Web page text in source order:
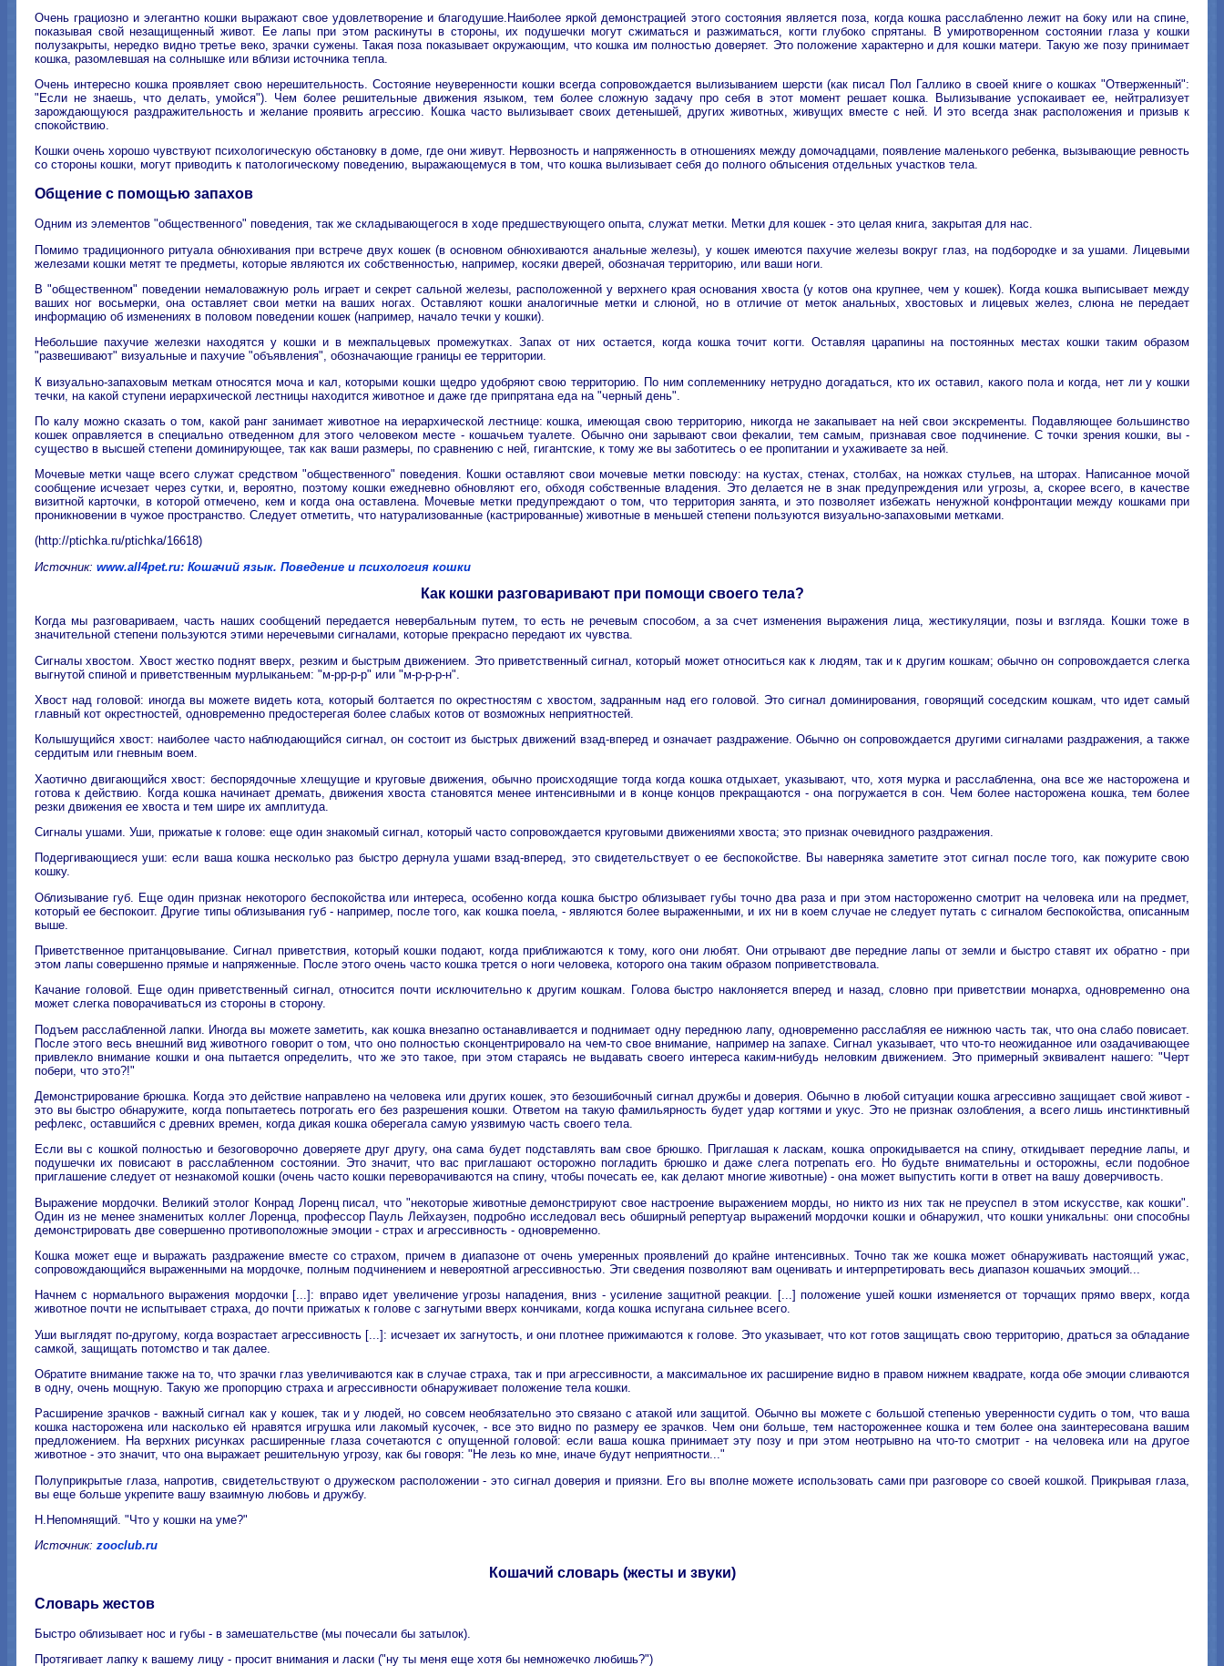
Очень грациозно и элегантно кошки выражают свое удовлетворение и благодушие.Наиболее яркой демонстрацией этого состояния является поза, когда кошка расслабленно лежит на боку или на спине,
показывая свой незащищенный живот. Ее лапы при этом раскинуты в стороны, их подушечки могут сжиматься и разжиматься, когти глубоко спрятаны. В умиротворенном состоянии глаза у кошки
полузакрыты, нередко видно третье веко, зрачки сужены. Такая поза показывает окружающим, что кошка им полностью доверяет. Это положение характерно и для кошки матери. Такую же позу принимает
кошка, разомлевшая на солнышке или вблизи источника тепла.
Очень интересно кошка проявляет свою нерешительность. Состояние неуверенности кошки всегда сопровождается вылизыванием шерсти (как писал Пол Галлико в своей книге о кошках "Отверженный":
"Если не знаешь, что делать, умойся"). Чем более решительные движения языком, тем более сложную задачу про себя в этот момент решает кошка. Вылизывание успокаивает ее, нейтрализует
зарождающуюся раздражительность и желание проявить агрессию. Кошка часто вылизывает своих детенышей, других животных, живущих вместе с ней. И это всегда знак расположения и призыв к
спокойствию.
Кошки очень хорошо чувствуют психологическую обстановку в доме, где они живут. Нервозность и напряженность в отношениях между домочадцами, появление маленького ребенка, вызывающие ревность
со стороны кошки, могут приводить к патологическому поведению, выражающемуся в том, что кошка вылизывает себя до полного облысения отдельных участков тела.
Общение с помощью запахов
Одним из элементов "общественного" поведения, так же складывающегося в ходе предшествующего опыта, служат метки. Метки для кошек - это целая книга, закрытая для нас.
Помимо традиционного ритуала обнюхивания при встрече двух кошек (в основном обнюхиваются анальные железы), у кошек имеются пахучие железы вокруг глаз, на подбородке и за ушами. Лицевыми
железами кошки метят те предметы, которые являются их собственностью, например, косяки дверей, обозначая территорию, или ваши ноги.
В "общественном" поведении немаловажную роль играет и секрет сальной железы, расположенной у верхнего края основания хвоста (у котов она крупнее, чем у кошек). Когда кошка выписывает между
ваших ног восьмерки, она оставляет свои метки на ваших ногах. Оставляют кошки аналогичные метки и слюной, но в отличие от меток анальных, хвостовых и лицевых желез, слюна не передает
информацию об изменениях в половом поведении кошек (например, начало течки у кошки).
Небольшие пахучие железки находятся у кошки и в межпальцевых промежутках. Запах от них остается, когда кошка точит когти. Оставляя царапины на постоянных местах кошки таким образом
"развешивают" визуальные и пахучие "объявления", обозначающие границы ее территории.
К визуально-запаховым меткам относятся моча и кал, которыми кошки щедро удобряют свою территорию. По ним соплеменнику нетрудно догадаться, кто их оставил, какого пола и когда, нет ли у кошки
течки, на какой ступени иерархической лестницы находится животное и даже где припрятана еда на "черный день".
По калу можно сказать о том, какой ранг занимает животное на иерархической лестнице: кошка, имеющая свою территорию, никогда не закапывает на ней свои экскременты. Подавляющее большинство
кошек оправляется в специально отведенном для этого человеком месте - кошачьем туалете. Обычно они зарывают свои фекалии, тем самым, признавая свое подчинение. С точки зрения кошки, вы -
существо в высшей степени доминирующее, так как ваши размеры, по сравнению с ней, гигантские, к тому же вы заботитесь о ее пропитании и ухаживаете за ней.
Мочевые метки чаще всего служат средством "общественного" поведения. Кошки оставляют свои мочевые метки повсюду: на кустах, стенах, столбах, на ножках стульев, на шторах. Написанное мочой
сообщение исчезает через сутки, и, вероятно, поэтому кошки ежедневно обновляют его, обходя собственные владения. Это делается не в знак предупреждения или угрозы, а, скорее всего, в качестве
визитной карточки, в которой отмечено, кем и когда она оставлена. Мочевые метки предупреждают о том, что территория занята, и это позволяет избежать ненужной конфронтации между кошками при
проникновении в чужое пространство. Следует отметить, что натурализованные (кастрированные) животные в меньшей степени пользуются визуально-запаховыми метками.
(http://ptichka.ru/ptichka/16618)
Источник: www.all4pet.ru: Кошачий язык. Поведение и психология кошки
Как кошки разговаривают при помощи своего тела?
Когда мы разговариваем, часть наших сообщений передается невербальным путем, то есть не речевым способом, а за счет изменения выражения лица, жестикуляции, позы и взгляда. Кошки тоже в
значительной степени пользуются этими неречевыми сигналами, которые прекрасно передают их чувства.
Сигналы хвостом. Хвост жестко поднят вверх, резким и быстрым движением. Это приветственный сигнал, который может относиться как к людям, так и к другим кошкам; обычно он сопровождается слегка
выгнутой спиной и приветственным мурлыканьем: "м-рр-р-р" или "м-р-р-р-н".
Хвост над головой: иногда вы можете видеть кота, который болтается по окрестностям с хвостом, задранным над его головой. Это сигнал доминирования, говорящий соседским кошкам, что идет самый
главный кот окрестностей, одновременно предостерегая более слабых котов от возможных неприятностей.
Колышущийся хвост: наиболее часто наблюдающийся сигнал, он состоит из быстрых движений взад-вперед и означает раздражение. Обычно он сопровождается другими сигналами раздражения, а также
сердитым или гневным воем.
Хаотично двигающийся хвост: беспорядочные хлещущие и круговые движения, обычно происходящие тогда когда кошка отдыхает, указывают, что, хотя мурка и расслабленна, она все же насторожена и
готова к действию. Когда кошка начинает дремать, движения хвоста становятся менее интенсивными и в конце концов прекращаются - она погружается в сон. Чем более насторожена кошка, тем более
резки движения ее хвоста и тем шире их амплитуда.
Сигналы ушами. Уши, прижатые к голове: еще один знакомый сигнал, который часто сопровождается круговыми движениями хвоста; это признак очевидного раздражения.
Подергивающиеся уши: если ваша кошка несколько раз быстро дернула ушами взад-вперед, это свидетельствует о ее беспокойстве. Вы наверняка заметите этот сигнал после того, как пожурите свою
кошку.
Облизывание губ. Еще один признак некоторого беспокойства или интереса, особенно когда кошка быстро облизывает губы точно два раза и при этом настороженно смотрит на человека или на предмет,
который ее беспокоит. Другие типы облизывания губ - например, после того, как кошка поела, - являются более выраженными, и их ни в коем случае не следует путать с сигналом беспокойства, описанным
выше.
Приветственное пританцовывание. Сигнал приветствия, который кошки подают, когда приближаются к тому, кого они любят. Они отрывают две передние лапы от земли и быстро ставят их обратно - при
этом лапы совершенно прямые и напряженные. После этого очень часто кошка трется о ноги человека, которого она таким образом поприветствовала.
Качание головой. Еще один приветственный сигнал, относится почти исключительно к другим кошкам. Голова быстро наклоняется вперед и назад, словно при приветствии монарха, одновременно она
может слегка поворачиваться из стороны в сторону.
Подъем расслабленной лапки. Иногда вы можете заметить, как кошка внезапно останавливается и поднимает одну переднюю лапу, одновременно расслабляя ее нижнюю часть так, что она слабо повисает.
После этого весь внешний вид животного говорит о том, что оно полностью сконцентрировало на чем-то свое внимание, например на запахе. Сигнал указывает, что что-то неожиданное или озадачивающее
привлекло внимание кошки и она пытается определить, что же это такое, при этом стараясь не выдавать своего интереса каким-нибудь неловким движением. Это примерный эквивалент нашего: "Черт
побери, что это?!"
Демонстрирование брюшка. Когда это действие направлено на человека или других кошек, это безошибочный сигнал дружбы и доверия. Обычно в любой ситуации кошка агрессивно защищает свой живот -
это вы быстро обнаружите, когда попытаетесь потрогать его без разрешения кошки. Ответом на такую фамильярность будет удар когтями и укус. Это не признак озлобления, а всего лишь инстинктивный
рефлекс, оставшийся с древних времен, когда дикая кошка оберегала самую уязвимую часть своего тела.
Если вы с кошкой полностью и безоговорочно доверяете друг другу, она сама будет подставлять вам свое брюшко. Приглашая к ласкам, кошка опрокидывается на спину, откидывает передние лапы, и
подушечки их повисают в расслабленном состоянии. Это значит, что вас приглашают осторожно погладить брюшко и даже слега потрепать его. Но будьте внимательны и осторожны, если подобное
приглашение следует от незнакомой кошки (очень часто кошки переворачиваются на спину, чтобы почесать ее, как делают многие животные) - она может выпустить когти в ответ на вашу доверчивость.
Выражение мордочки. Великий этолог Конрад Лоренц писал, что "некоторые животные демонстрируют свое настроение выражением морды, но никто из них так не преуспел в этом искусстве, как кошки".
Один из не менее знаменитых коллег Лоренца, профессор Пауль Лейхаузен, подробно исследовал весь обширный репертуар выражений мордочки кошки и обнаружил, что кошки уникальны: они способны
демонстрировать две совершенно противоположные эмоции - страх и агрессивность - одновременно.
Кошка может еще и выражать раздражение вместе со страхом, причем в диапазоне от очень умеренных проявлений до крайне интенсивных. Точно так же кошка может обнаруживать настоящий ужас,
сопровождающийся выраженными на мордочке, полным подчинением и невероятной агрессивностью. Эти сведения позволяют вам оценивать и интерпретировать весь диапазон кошачьих эмоций...
Начнем с нормального выражения мордочки [...]: вправо идет увеличение угрозы нападения, вниз - усиление защитной реакции. [...] положение ушей кошки изменяется от торчащих прямо вверх, когда
животное почти не испытывает страха, до почти прижатых к голове с загнутыми вверх кончиками, когда кошка испугана сильнее всего.
Уши выглядят по-другому, когда возрастает агрессивность [...]: исчезает их загнутость, и они плотнее прижимаются к голове. Это указывает, что кот готов защищать свою территорию, драться за обладание
самкой, защищать потомство и так далее.
Обратите внимание также на то, что зрачки глаз увеличиваются как в случае страха, так и при агрессивности, а максимальное их расширение видно в правом нижнем квадрате, когда обе эмоции сливаются
в одну, очень мощную. Такую же пропорцию страха и агрессивности обнаруживает положение тела кошки.
Расширение зрачков - важный сигнал как у кошек, так и у людей, но совсем необязательно это связано с атакой или защитой. Обычно вы можете с большой степенью уверенности судить о том, что ваша
кошка насторожена или насколько ей нравятся игрушка или лакомый кусочек, - все это видно по размеру ее зрачков. Чем они больше, тем настороженнее кошка и тем более она заинтересована вашим
предложением. На верхних рисунках расширенные глаза сочетаются с опущенной головой: если ваша кошка принимает эту позу и при этом неотрывно на что-то смотрит - на человека или на другое
животное - это значит, что она выражает решительную угрозу, как бы говоря: "Не лезь ко мне, иначе будут неприятности..."
Полуприкрытые глаза, напротив, свидетельствуют о дружеском расположении - это сигнал доверия и приязни. Его вы вполне можете использовать сами при разговоре со своей кошкой. Прикрывая глаза,
вы еще больше укрепите вашу взаимную любовь и дружбу.
H.Hепомнящий. "Что у кошки на уме?"
Источник: zooclub.ru
Кошачий словарь (жесты и звуки)
Словарь жестов
Быстро облизывает нос и губы - в замешательстве (мы почесали бы затылок).
Протягивает лапку к вашему лицу - просит внимания и ласки ("ну ты меня еще хотя бы немножечко любишь?")